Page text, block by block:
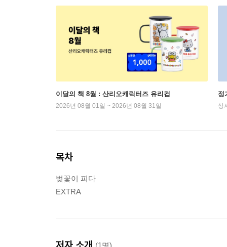
이달의 책 8월 : 산리오캐릭터즈 유리컵
2026년 08월 01일 ~ 2026년 08월 31일
정
상
목차
벚꽃이 피다
EXTRA
(1명)